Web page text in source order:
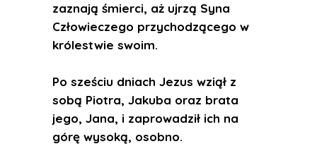
zaznają śmierci, aż ujrzą Syna
Człowieczego przychodzącego w
królestwie swoim.
Po sześciu dniach Jezus wziął z
sobą Piotra, Jakuba oraz brata
jego, Jana, i zaprowadził ich na
górę wysoką, osobno.